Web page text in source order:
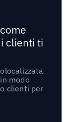
clienti ti
modo
clienti per